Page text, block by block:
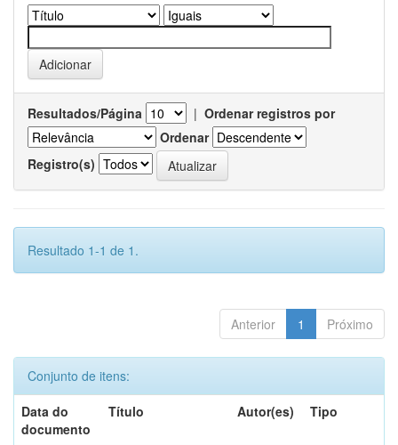
Resultados/Página | Ordenar registros por
Ordenar
Registro(s)
Resultado 1-1 de 1.
Anterior 1 Próximo
Conjunto de itens:
Data do
documento
Título Autor(es) Tipo